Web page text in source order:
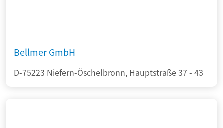
Bellmer GmbH
D-75223 Niefern-Öschelbronn, Hauptstraße 37 - 43